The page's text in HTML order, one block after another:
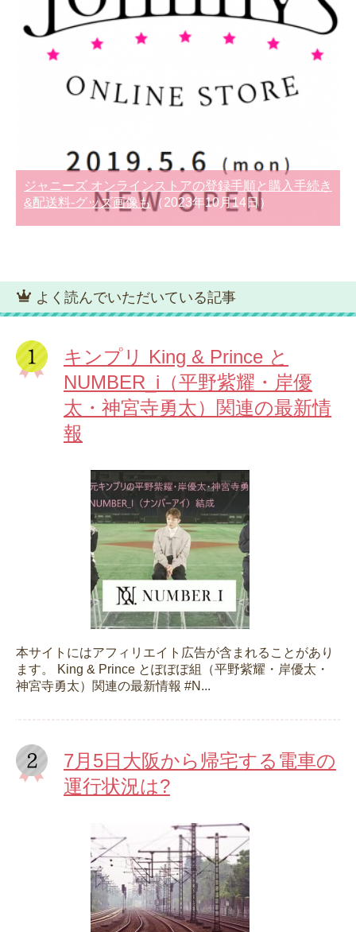
ジャニーズ オンラインストアの登録手順と購入手続き
&配送料-グッズ画像も（2023年10月14日）
よく読んでいただいている記事
キンプリ King & Prince と
NUMBER_i（平野紫耀・岸優
太・神宮寺勇太）関連の最新情
報
本サイトにはアフィリエイト広告が含まれることがあり
ます。 King & Prince とぽぽぽ組（平野紫耀・岸優太・
神宮寺勇太）関連の最新情報 #N...
7月5日大阪から帰宅する電車の
運行状況は?